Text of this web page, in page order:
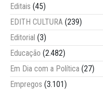
Editais (45)
EDITH CULTURA (239)
Editorial (3)
Educação (2.482)
Em Dia com a Política (27)
Empregos (3.101)